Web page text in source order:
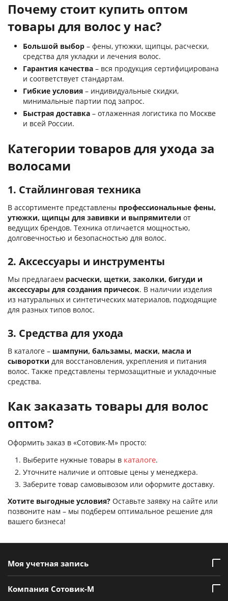
Почему стоит купить оптом
товары для волос у нас?
Большой выбор – фены, утюжки, щипцы, расчески,
средства для укладки и лечения волос.
Гарантия качества – вся продукция сертифицирована
и соответствует стандартам.
Гибкие условия – индивидуальные скидки,
минимальные партии под запрос.
Быстрая доставка – отлаженная логистика по Москве
и всей России.
Категории товаров для ухода за
волосами
1. Стайлинговая техника
В ассортименте представлены профессиональные фены,
утюжки, щипцы для завивки и выпрямители от
ведущих брендов. Техника отличается мощностью,
долговечностью и безопасностью для волос.
2. Аксессуары и инструменты
Мы предлагаем расчески, щетки, заколки, бигуди и
аксессуары для создания причесок. В наличии изделия
из натуральных и синтетических материалов, подходящие
для разных типов волос.
3. Средства для ухода
В каталоге – шампуни, бальзамы, маски, масла и
сыворотки для восстановления, укрепления и питания
волос. Также представлены термозащитные и укладочные
средства.
Как заказать товары для волос
оптом?
Оформить заказ в «Сотовик-М» просто:
Выберите нужные товары в каталоге.
Уточните наличие и оптовые цены у менеджера.
Заберите товар самовывозом или оформите доставку.
Хотите выгодные условия? Оставьте заявку на сайте или
позвоните нам – мы подберем оптимальное решение для
вашего бизнеса!
Моя учетная запись
Компания Сотовик-М